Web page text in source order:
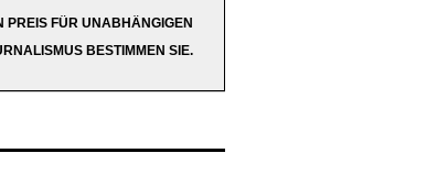
PREIS FÜR UNABHÄNGIGEN
BESTIMMEN SIE.